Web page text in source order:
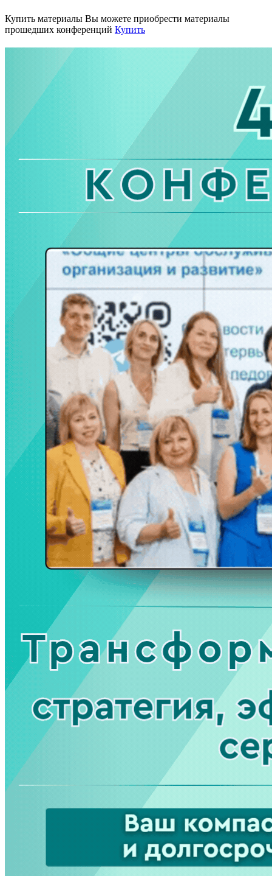
Купить материалы Вы можете приобрести материалы
прошедших конференций Купить